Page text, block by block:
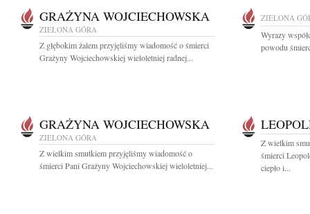
GRAŻYNA WOJCIECHOWSKA
ZIELONA GÓRA
Z głębokim żalem przyjęliśmy wiadomość o śmierci
Grażyny Wojciechowskiej wieloletniej radnej...
ZIELONA
Wyrazy
powodu
GRAŻYNA WOJCIECHOWSKA
ZIELONA GÓRA
Z wielkim smutkiem przyjęliśmy wiadomość o
śmierci Pani Grażyny Wojciechowskiej wieloletniej...
Z wielkim
śmierci
ciepło i...